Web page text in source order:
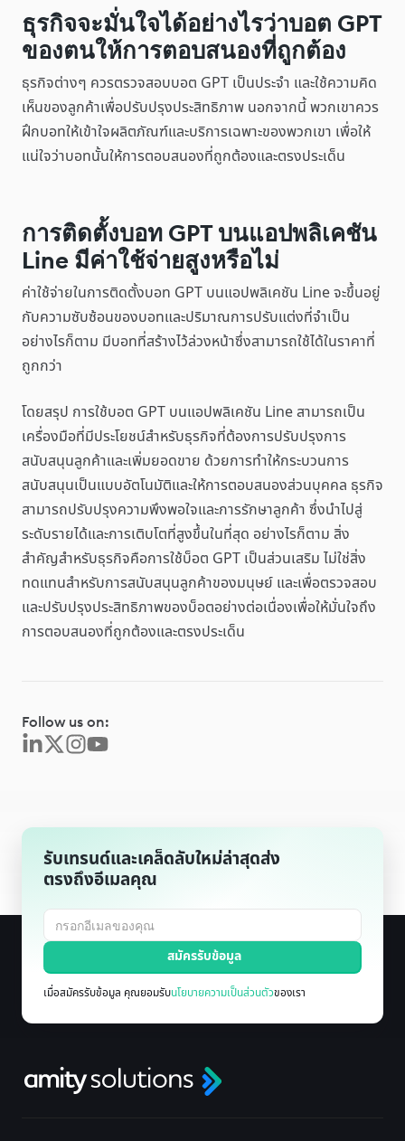
ธุรกิจจะมั่นใจได้อย่างไรว่าบอต GPT
ของตนให้การตอบสนองที่ถูกต้อง
ธุรกิจต่างๆ ควรตรวจสอบบอต GPT เป็นประจำ และใช้ความคิด
เห็นของลูกค้าเพื่อปรับปรุงประสิทธิภาพ นอกจากนี้ พวกเขาควร
ฝึกบอทให้เข้าใจผลิตภัณฑ์และบริการเฉพาะของพวกเขา เพื่อให้
แน่ใจว่าบอทนั้นให้การตอบสนองที่ถูกต้องและตรงประเด็น
การติดตั้งบอท GPT บนแอปพลิเคชัน
Line มีค่าใช้จ่ายสูงหรือไม่
ค่าใช้จ่ายในการติดตั้งบอท GPT บนแอปพลิเคชัน Line จะขึ้นอยู่
กับความซับซ้อนของบอทและปริมาณการปรับแต่งที่จำเป็น
อย่างไรก็ตาม มีบอทที่สร้างไว้ล่วงหน้าซึ่งสามารถใช้ได้ในราคาที่
ถูกกว่า
โดยสรุป การใช้บอต GPT บนแอปพลิเคชัน Line สามารถเป็น
เครื่องมือที่มีประโยชน์สำหรับธุรกิจที่ต้องการปรับปรุงการ
สนับสนุนลูกค้าและเพิ่มยอดขาย ด้วยการทำให้กระบวนการ
สนับสนุนเป็นแบบอัตโนมัติและให้การตอบสนองส่วนบุคคล ธุรกิจ
สามารถปรับปรุงความพึงพอใจและการรักษาลูกค้า ซึ่งนำไปสู่
ระดับรายได้และการเติบโตที่สูงขึ้นในที่สุด อย่างไรก็ตาม สิ่ง
สำคัญสำหรับธุรกิจคือการใช้บ็อต GPT เป็นส่วนเสริม ไม่ใช่สิ่ง
ทดแทนสำหรับการสนับสนุนลูกค้าของมนุษย์ และเพื่อตรวจสอบ
และปรับปรุงประสิทธิภาพของบ็อตอย่างต่อเนื่องเพื่อให้มั่นใจถึง
การตอบสนองที่ถูกต้องและตรงประเด็น
Follow us on:
รับเทรนด์และเคล็ดลับใหม่ล่าสุดส่ง
ตรงถึงอีเมลคุณ
เมื่อสมัครรับข้อมูล คุณยอมรับนโยบายความเป็นส่วนตัวของเรา